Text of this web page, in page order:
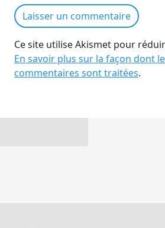
Ce site utilise Akismet pour
En savoir plus sur la façon dont
commentaires sont traitées.